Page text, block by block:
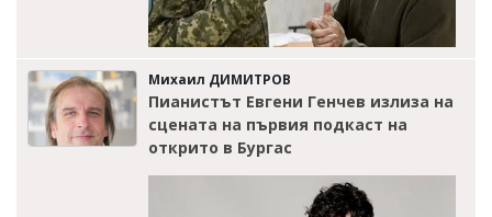
Михаил ДИМИТРОВ
Пианистът Евгени Генчев излиза на
сцената на първия подкаст на
открито в Бургас